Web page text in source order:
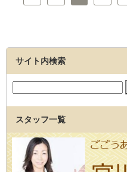
サイト内検索
スタッフ一覧